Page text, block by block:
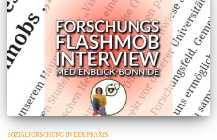
SOZIALFORSCHUNG IN DER PRAXIS